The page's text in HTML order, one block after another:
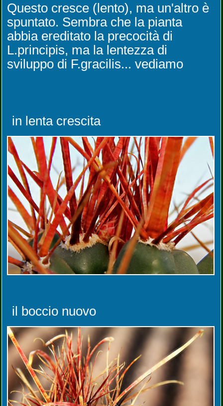
Questo cresce (lento), ma un'altro è
spuntato. Sembra che la pianta
abbia ereditato la precocità di
L.principis, ma la lentezza di
sviluppo di F.gracilis... vediamo
in lenta crescita
il boccio nuovo